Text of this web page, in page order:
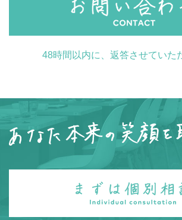
48時間以内に、返答させていた